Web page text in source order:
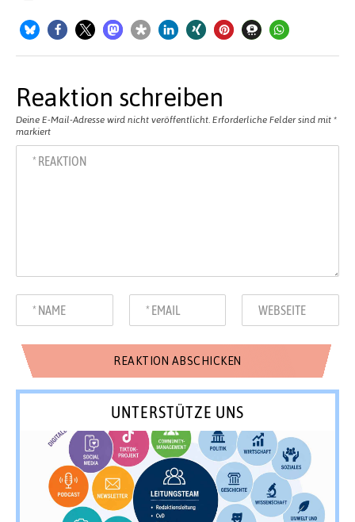
Reaktion schreiben
Deine E-Mail-Adresse wird nicht veröffentlicht. Erforderliche Felder sind mit *
markiert
UNTERSTÜTZE UNS